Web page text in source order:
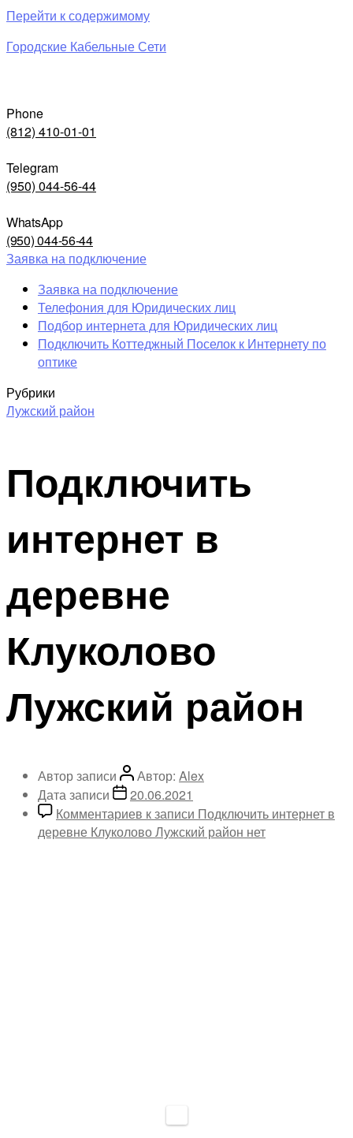
Перейти к содержимому
Городские Кабельные Сети
Phone
(812) 410-01-01
Telegram
(950) 044-56-44
WhatsApp
(950) 044-56-44
Заявка на подключение
Заявка на подключение
Телефония для Юридических лиц
Подбор интернета для Юридических лиц
Подключить Коттеджный Поселок к Интернету по
оптике
Рубрики
Лужский район
Подключить
интернет в
деревне
Клуколово
Лужский район
Автор записи Автор: Alex
Дата записи
20.06.2021
Комментариев к записи Подключить интернет в
деревне Клуколово Лужский район нет